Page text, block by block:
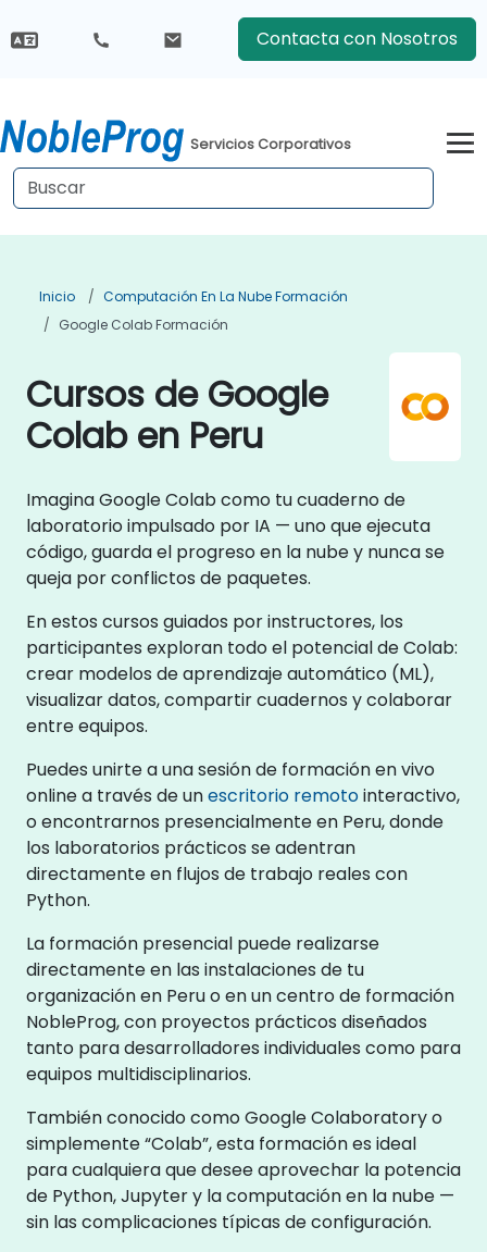
Contacta con Nosotros
Servicios Corporativos
Inicio
Computación En La Nube Formación
Google Colab Formación
Cursos de Google
Colab en Peru
Imagina Google Colab como tu cuaderno de
laboratorio impulsado por IA — uno que ejecuta
código, guarda el progreso en la nube y nunca se
queja por conflictos de paquetes.
En estos cursos guiados por instructores, los
participantes exploran todo el potencial de Colab:
crear modelos de aprendizaje automático (ML),
visualizar datos, compartir cuadernos y colaborar
entre equipos.
Puedes unirte a una sesión de formación en vivo
online a través de unescritorio remotointeractivo,
o encontrarnos presencialmente en Peru, donde
los laboratorios prácticos se adentran
directamente en flujos de trabajo reales con
Python.
La formación presencial puede realizarse
directamente en las instalaciones de tu
organización en Peru o en un centro de formación
NobleProg, con proyectos prácticos diseñados
tanto para desarrolladores individuales como para
equipos multidisciplinarios.
También conocido como Google Colaboratory o
simplemente “Colab”, esta formación es ideal
para cualquiera que desee aprovechar la potencia
de Python, Jupyter y la computación en la nube —
sin las complicaciones típicas de configuración.